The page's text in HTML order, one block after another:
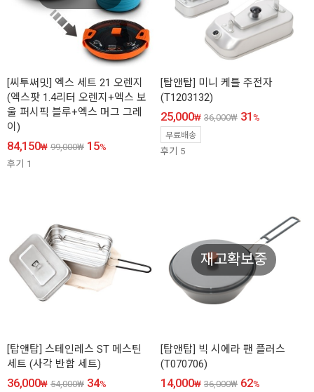
[씨투써밋] 엑스 세트 21 오렌지
(엑스팟 1.4리터 오렌지+엑스 보
울 퍼시픽 블루+엑스 머그 그레
이)
84,150₩ 99,000₩ 15%
후기 1
[탑앤탑] 미니 케틀 주전자
(T1203132)
25,000₩ 36,000₩ 31 %
무료배송
후기 5
[탑앤탑] 스테인레스 ST 메스틴
세트 (사각 반합 세트)
36,000₩ 54,000₩ 34%
재고확보중
[탑앤탑] 빅 시에라 팬 플러스
(T070706)
14,000₩ 36,000₩ 62%